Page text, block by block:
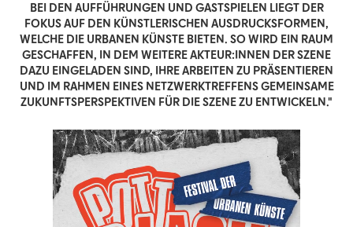
BEI DEN AUFFÜHRUNGEN UND GASTSPIELEN LIEGT DER
FOKUS AUF DEN KÜNSTLERISCHEN AUSDRUCKSFORMEN,
WELCHE DIE URBANEN KÜNSTE BIETEN. SO WIRD EIN RAUM
GESCHAFFEN, IN DEM WEITERE AKTEUR:INNEN DER SZENE
DAZU EINGELADEN SIND, IHRE ARBEITEN ZU PRÄSENTIEREN
UND IM RAHMEN EINES NETZWERKTREFFENS GEMEINSAME
ZUKUNFTSPERSPEKTIVEN FÜR DIE SZENE ZU ENTWICKELN."